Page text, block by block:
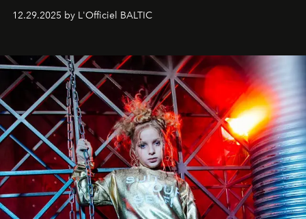
позы и образа, с другой - подготовительная
балетная студия при хореографическом училище,
танцевального пути за плечами.
12.29.2025 by L'Officiel BALTIC